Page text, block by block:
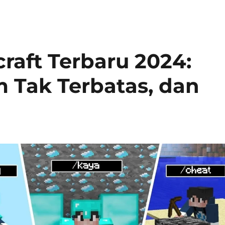
Terbaru 2024:
Tak Terbatas, dan